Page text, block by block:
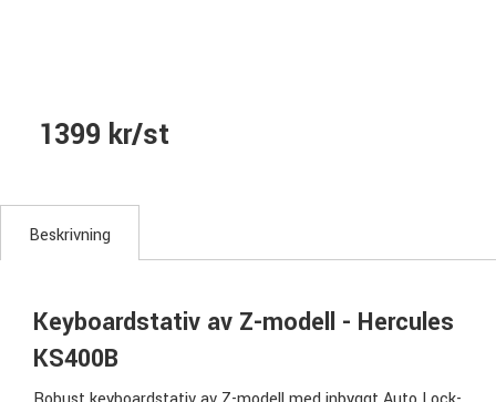
1399 kr/st
Beskrivning
Keyboardstativ av Z-modell - Hercules
KS400B